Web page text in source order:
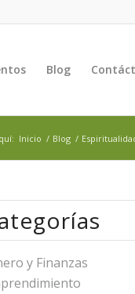
Blog
Inicio / Blog /
y Finanzas